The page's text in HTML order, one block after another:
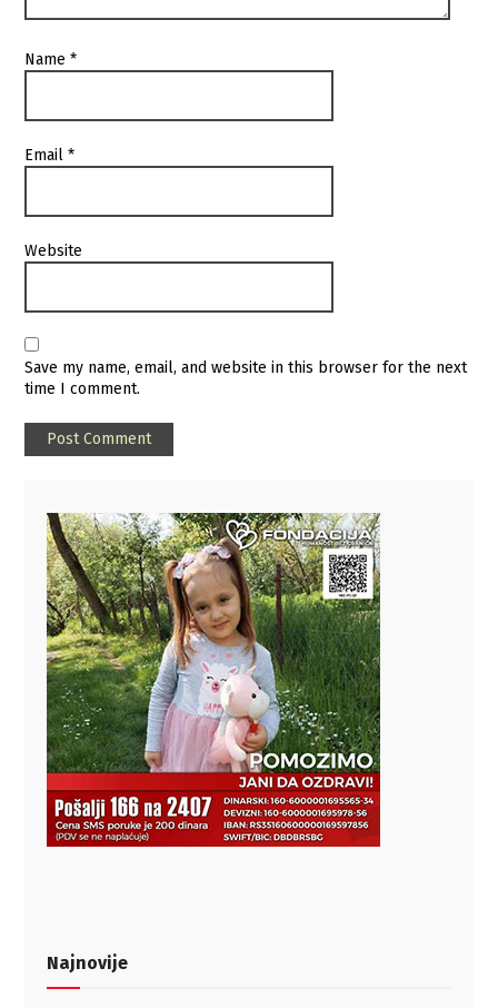
Name*
Email*
Website
Save my name, email, and website in this browser for the next
time I comment.
Najnovije